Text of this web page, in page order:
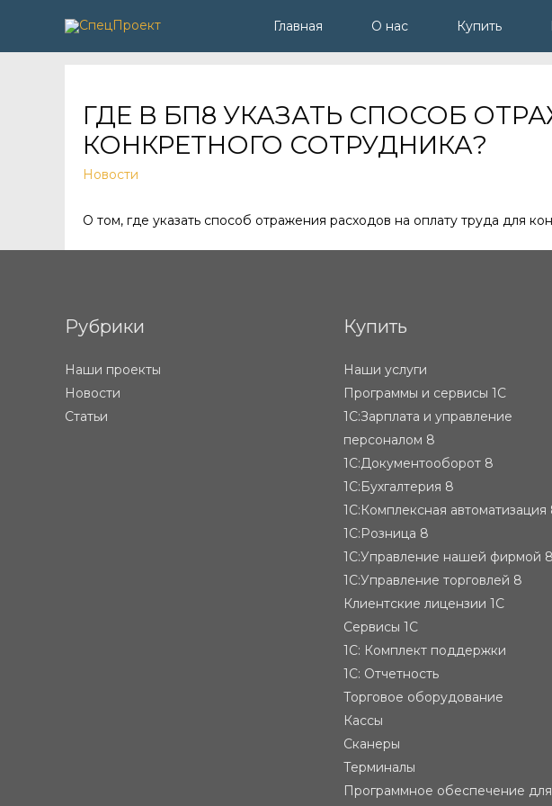
Главная О нас Купить
ГДЕ В БП8 УКАЗАТЬ СПОСОБ
КОНКРЕТНОГО СОТРУДНИКА?
Новости
О том, где указать способ отражения расходов на оплату труда для
Рубрики
Наши проекты
Новости
Статьи
Купить
Наши услуги
Программы и сервисы 1С
1С:Зарплата и управление
персоналом 8
1С:Документооборот 8
1С:Бухгалтерия 8
1С:Комплексная автоматизация
1С:Розница 8
1С:Управление нашей фирмой 8
1С:Управление торговлей 8
Клиентские лицензии 1С
Сервисы 1С
1С: Комплект поддержки
1С: Отчетность
Торговое оборудование
Кассы
Сканеры
Терминалы
Программное обеспечение